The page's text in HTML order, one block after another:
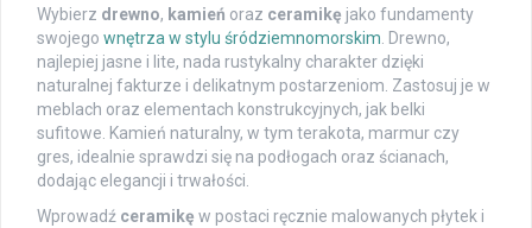
Wybierz drewno, kamień oraz ceramikę jako fundamenty
swojego wnętrza w stylu śródziemnomorskim. Drewno,
najlepiej jasne i lite, nada rustykalny charakter dzięki
naturalnej fakturze i delikatnym postarzeniom. Zastosuj je w
meblach oraz elementach konstrukcyjnych, jak belki
sufitowe. Kamień naturalny, w tym terakota, marmur czy
gres, idealnie sprawdzi się na podłogach oraz ścianach,
dodając elegancji i trwałości.
Wprowadź ceramikę w postaci ręcznie malowanych płytek i